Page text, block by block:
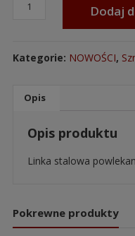
Dodaj
Kategorie: NOWOŚCI,
Opis
Opis produktu
Linka stalowa
Pokrewne produkty